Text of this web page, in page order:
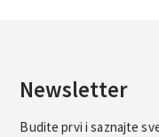
Newsletter
Budite prvi i saznajte